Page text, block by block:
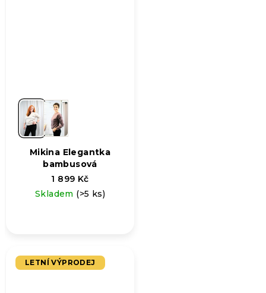
Mikina Elegantka
bambusová
1 899 Kč
Skladem (>5 ks)
LETNÍ VÝPRODEJ